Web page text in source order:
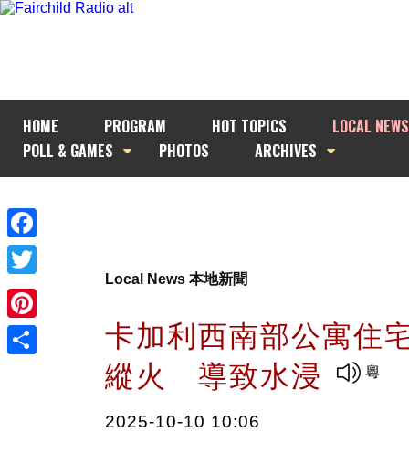
HOME PROGRAM HOT TOPICS
LOCAL NEWS
POLL & GAMES
PHOTOS ARCHIVES
Facebook
Twitter
Pinterest
Local News 本地新聞
卡加利西南部公寓住
縱火 導致水浸
2025-10-10 10:06